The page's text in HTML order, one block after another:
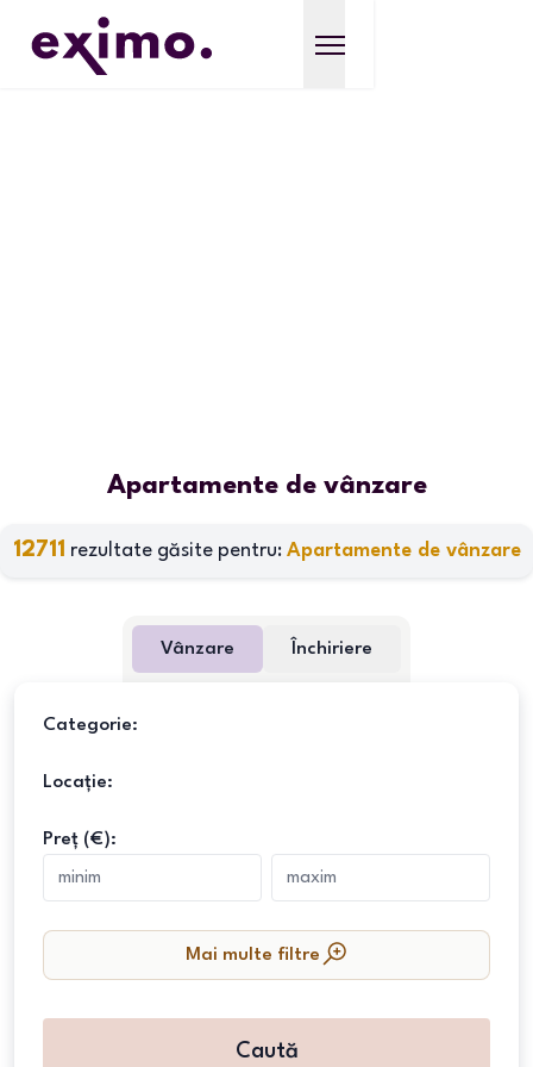
Apartamente de vânzare
12711 rezultate găsite pentru: Apartamente de vânzare
Vânzare Închiriere
Categorie:
Locație:
Preț (€):
Mai multe filtre
Caută